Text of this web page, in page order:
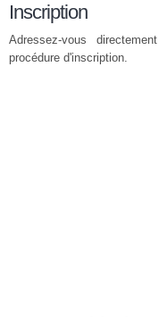
Inscription
Adressez-vous
procédure d'inscription.